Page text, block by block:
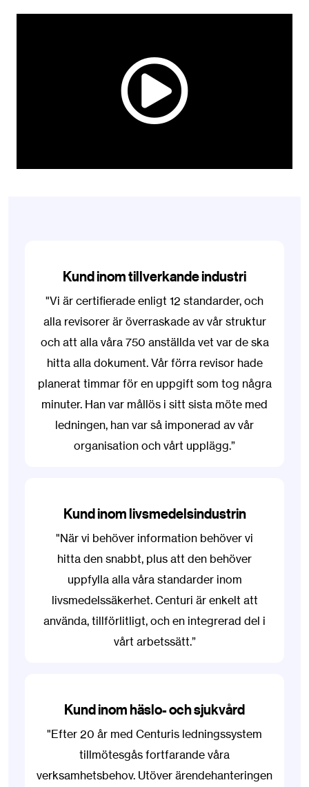
Kund inom tillverkande industri
"Vi är certifierade enligt 12 standarder, och
alla revisorer är överraskade av vår struktur
och att alla våra 750 anställda vet var de ska
hitta alla dokument. Vår förra revisor hade
planerat timmar för en uppgift som tog några
minuter. Han var mållös i sitt sista möte med
ledningen, han var så imponerad av vår
organisation och vårt upplägg.”
Kund inom livsmedelsindustrin
"När vi behöver information behöver vi
hitta den snabbt, plus att den behöver
uppfylla alla våra standarder inom
livsmedelssäkerhet. Centuri är enkelt att
använda, tillförlitligt, och en integrerad del i
vårt arbetssätt.”
Kund inom häslo- och sjukvård
"Efter 20 år med Centuris ledningssystem
tillmötesgås fortfarande våra
verksamhetsbehov. Utöver ärendehanteringen